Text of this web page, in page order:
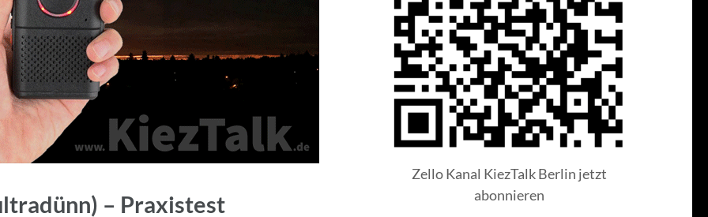
– Praxistest
Zello Kanal KiezTalk Berlin jetzt
abonnieren